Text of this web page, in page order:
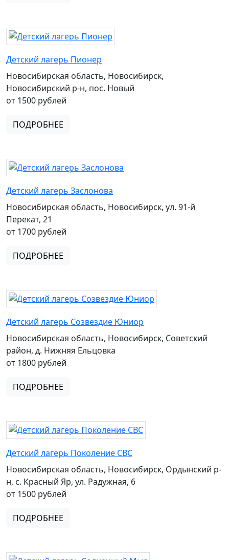
Детский лагерь Пионер
Новосибирская область, Новосибирск,
Новосибирский р-н, пос. Новый
от 1500 рублей
ПОДРОБНЕЕ
Детский лагерь Заслонова
Новосибирская область, Новосибирск, ул. 91-й
Перекат, 21
от 1700 рублей
ПОДРОБНЕЕ
Детский лагерь Созвездие Юниор
Новосибирская область, Новосибирск, Советский
район, д. Нижняя Ельцовка
от 1800 рублей
ПОДРОБНЕЕ
Детский лагерь Поколение СВС
Новосибирская область, Новосибирск, Ордынский р-
н, с. Красный Яр, ул. Радужная, 6
от 1500 рублей
ПОДРОБНЕЕ